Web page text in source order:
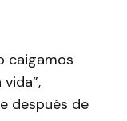
caigamos
después de